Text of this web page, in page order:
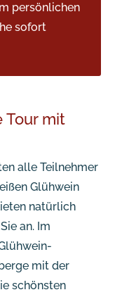
persönlichen
sofort
Tour mit
alle Teilnehmer
Glühwein
natürlich
an. Im
mit der
schönsten